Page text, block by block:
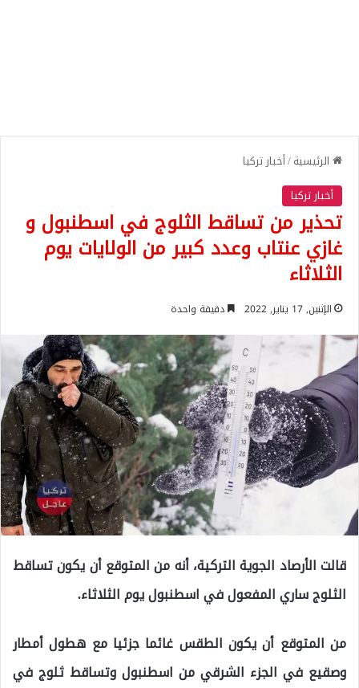
الرئيسية/أخبار تركيا
أخبار تركيا
تحذير من تساقط الثلوج في اسطنبول و
غازي عنتاب وعدد كبير من الولايات يوم
الثلاثاء
الإثنين, 17 يناير, 2022 دقيقة واحدة
قالت الأرصاد الجوية التركية، أنه من المتوقع أن يكون تساقط
الثلوج ساري المفعول في اسطنبول يوم الثلاثاء.
من المتوقع أن يكون الطقس غائما جزئيا مع هطول أمطار
وصقيع في الجزء الشرقي من اسطنبول وتساقط ثلوج في